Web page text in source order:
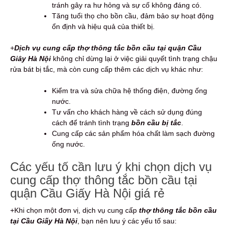
tránh gây ra hư hỏng và sự cố không đáng có.
Tăng tuổi thọ cho bồn cầu, đảm bảo sự hoạt động
ổn định và hiệu quả của thiết bị.
+Dịch vụ cung cấp thợ thông tắc bồn cầu tại quận Cầu
Giây Hà Nội không chỉ dừng lại ở việc giải quyết tình trạng chậu
rửa bát bị tắc, mà còn cung cấp thêm các dịch vụ khác như:
Kiểm tra và sửa chữa hệ thống điện, đường ống
nước.
Tư vấn cho khách hàng về cách sử dụng đúng
cách để tránh tình trạng bồn cầu bị tắc
Cung cấp các sản phẩm hóa chất làm sạch đường
ống nước.
Các yếu tố cần lưu ý khi chọn dịch vụ
cung cấp thợ thông tắc bồn cầu tại
quận Cầu Giấy Hà Nội giá rẻ
+Khi chọn một đơn vị, dịch vụ cung cấp thợ thông tắc bồn cầu
tại Cầu Giấy Hà Nội , bạn nên lưu ý các yếu tố sau: